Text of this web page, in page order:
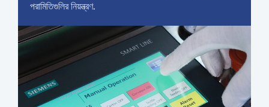
পরামিতিগুলির নিয়ন্ত্রণ.